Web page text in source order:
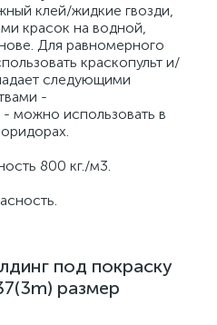
клей/жидкие гвозди,
красок на водной,
Для равномерного
краскопульт и/
следующими
-
- можно использовать в
800 кг./м3.
под покраску
размер